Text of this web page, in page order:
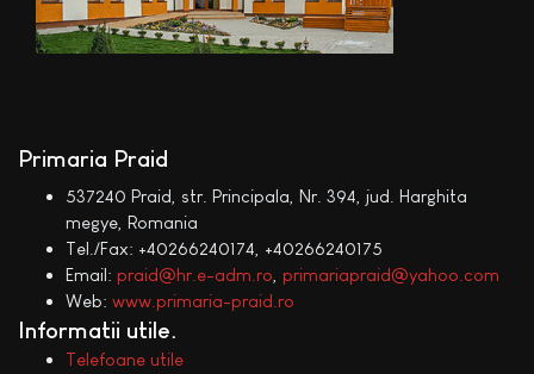
Primaria Praid
537240 Praid, str. Principala, Nr. 394, jud. Harghita
megye, Romania
Tel./Fax: +40266240174, +40266240175
Email: praid@hr.e-adm.ro primariapraid@yahoo.com
Web: www.primaria-praid.ro
Informatii utile
Telefoane utile